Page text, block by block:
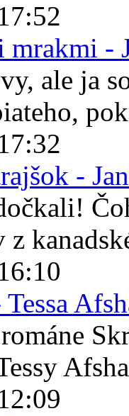
-
ale ja
-
z